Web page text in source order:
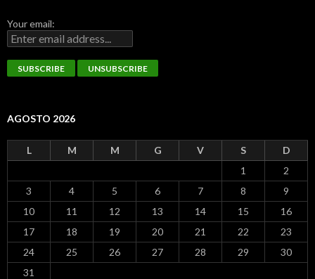
Your email:
AGOSTO 2026
L M M G V S
D
1
2
3
4 5 6 7 8
9
10
11 12 13 14 15
16
17
18 19 20 21 22
23
24
25 26 27 28 29
30
31